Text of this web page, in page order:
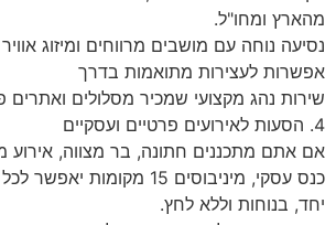
מהארץ ומחו"ל.
נסיעה נוחה עם מושבים מרווחים ומיזוג
אפשרות לעצירות מתואמות בדרך
שירות נהג מקצועי שמכיר מסלולים ואתרים
4. הסעות לאירועים פרטיים ועסקיים
אם אתם מתכננים חתונה, בר מצווה, אירוע
כנס עסקי, מיניבוסים 15
יחד, בנוחות וללא לחץ.